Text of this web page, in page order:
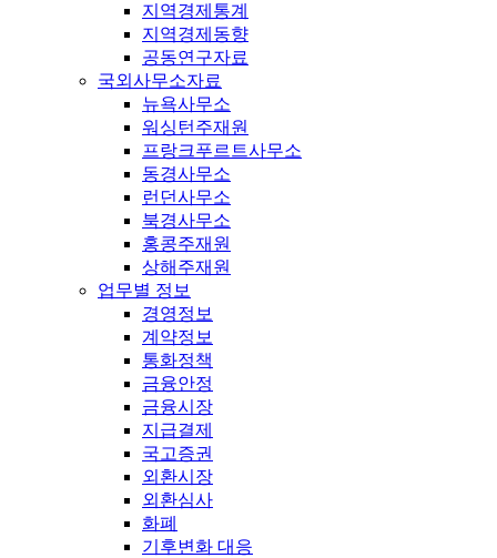
지역경제통계
지역경제동향
공동연구자료
국외사무소자료
뉴욕사무소
워싱턴주재원
프랑크푸르트사무소
동경사무소
런던사무소
북경사무소
홍콩주재원
상해주재원
업무별 정보
경영정보
계약정보
통화정책
금융안정
금융시장
지급결제
국고증권
외환시장
외환심사
화폐
기후변화 대응